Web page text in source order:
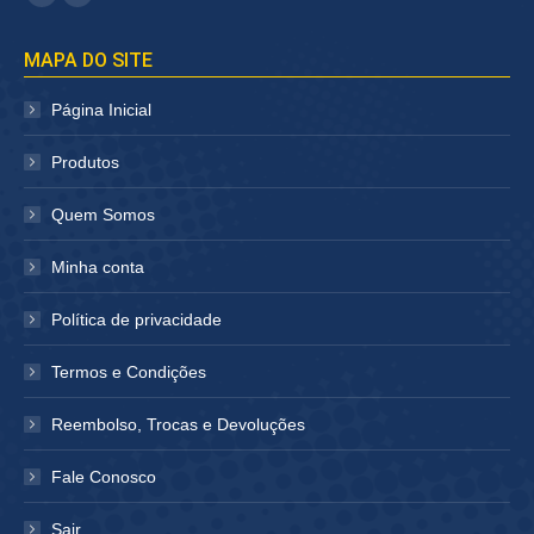
Facebook
abre
em
janela
Instagram
abre
janela
MAPA DO SITE
Página Inicial
Produtos
Quem Somos
Minha conta
Política de privacidade
Termos e Condições
Reembolso, Trocas e Devoluções
Fale Conosco
Sair